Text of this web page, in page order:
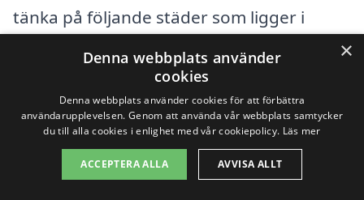
tänka på följande städer som ligger i
Borlänge
Falun
Säter
×
Denna webbplats använder
cookies
Denna webbplats använder cookies för att förbättra
användarupplevelsen. Genom att använda vår webbplats samtycker
du till alla cookies i enlighet med vår cookiepolicy. Läs mer
ACCEPTERA ALLA AVVISA ALLT